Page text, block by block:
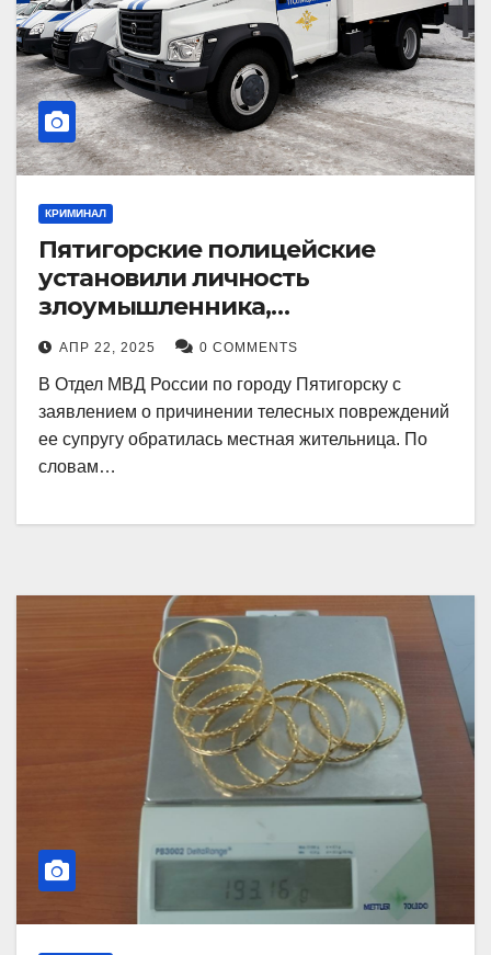
КРИМИНАЛ
Пятигорские полицейские
установили личность
злоумышленника,
причинившего телесные
повреждения местному жителю
АПР 22, 2025 0 COMMENTS
В Отдел МВД России по городу Пятигорску с
заявлением о причинении телесных повреждений
ее супругу обратилась местная жительница. По
словам…